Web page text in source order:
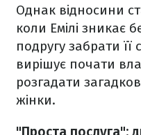
Однак відносини
коли Емілі зникає
подругу забрати
вирішує почати
розгадати
жінки.